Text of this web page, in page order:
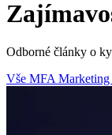
Odborné články o
Vše MFA Marketing